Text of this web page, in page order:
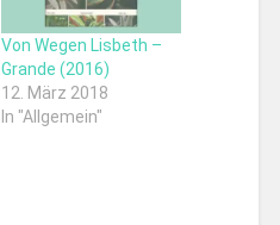
Von Wegen Lisbeth –
Grande (2016)
12. März 2018
In "Allgemein"